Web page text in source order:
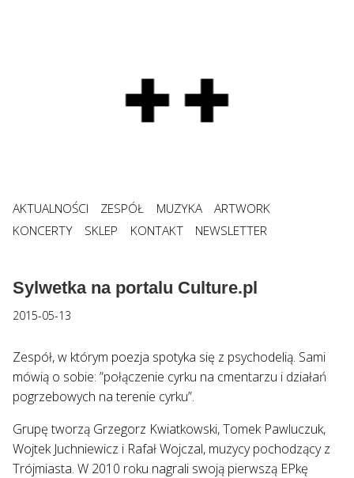
AKTUALNOŚCI ZESPÓŁ MUZYKA
ARTWORK
KONCERTY
SKLEP KONTAKT NEWSLETTER
Sylwetka na portalu Culture.pl
2015-05-13
Zespół, w którym poezja spotyka się z psychodelią. Sami
mówią o sobie: ”połączenie cyrku na cmentarzu i działań
pogrzebowych na terenie cyrku”.
Grupę tworzą Grzegorz Kwiatkowski, Tomek Pawluczuk,
Wojtek Juchniewicz i Rafał Wojczal, muzycy pochodzący z
Trójmiasta. W 2010 roku nagrali swoją pierwszą EPkę